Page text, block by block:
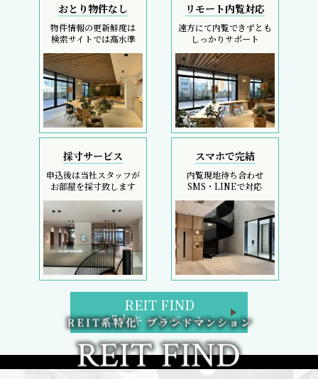
おとり物件なし
物件情報の更新鮮度は
検索サイトでは高水準
リモート内覧対応
遠方にて内覧できずとも
しっかりサポート
採寸サービス
申込後は当社スタッフが
お部屋を採寸致します
スマホで完結
内覧現地待ち合わせ
SMS・LINEで対応
REIT FIND
5大キャンペーン